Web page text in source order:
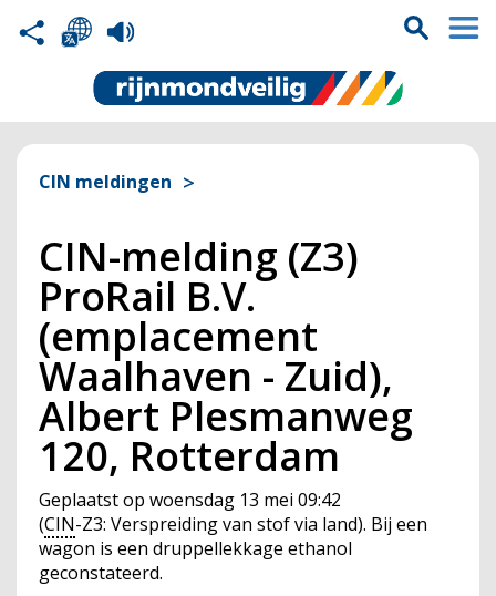
CIN meldingen
CIN-melding (Z3)
ProRail B.V.
(emplacement
Waalhaven - Zuid),
Albert Plesmanweg
120, Rotterdam
Geplaatst op woensdag 13 mei 09:42
(CIN-Z3: Verspreiding van stof via land). Bij een
wagon is een druppellekkage ethanol
geconstateerd.